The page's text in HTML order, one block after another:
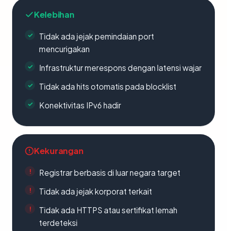
Kelebihan
Tidak ada jejak pemindaian port
mencurigakan
Infrastruktur merespons dengan latensi wajar
Tidak ada hits otomatis pada blocklist
Konektivitas IPv6 hadir
Kekurangan
Registrar berbasis di luar negara target
Tidak ada jejak korporat terkait
Tidak ada HTTPS atau sertifikat lemah
terdeteksi